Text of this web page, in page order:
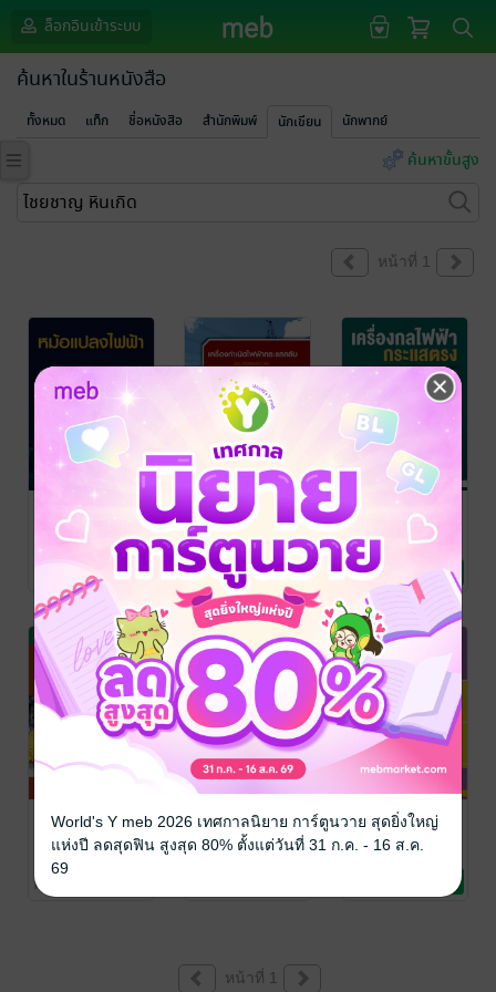
ล็อกอินเข้าระบบ
ค้นหาในร้านหนังสือ
ทั้งหมด แท็ก ชื่อหนังสือ สำนักพิมพ์ นักเขียน นักพากย์
ค้นหาขั้นสูง
หน้าที่ 1
หม้อแปลงไฟฟ้า
(ฉบับปรับปรุง)
ไชยชาญ หินเกิด/
สำนักพิมพ์ ส.ส.ท.
การศึกษา/ตำรา
เครื่องกำเนิด
ไฟฟ้ากระแส
สลับ
ไชยชาญ หินเกิด/
สำนักพิมพ์ ส.ส.ท.
วิศวกรรมศาสตร์
No Rating
เครื่องกล
ไฟฟ้ากระแส
ตรง
ไชยชาญ หินเกิด
สำนักพิมพ์ ส.ส.ท.
การศึกษา/ตำรา
No Rating
ไชยชาญ หินเกิด/ ซี
เอ็ดยูเคชั่น
การศึกษา/ตำรา
เรียน
No Rating
และการควบคุม
ไชยชาญ หินเกิด /
เรียน
เครื่องกลไฟฟ้า
เบื้องต้น
ไชยชาญ หินเกิด
หน้าที่ 1
World's Y meb 2026 เทศกาลนิยาย การ์ตูนวาย สุดยิ่งใหญ่
แห่งปี ลดสุดฟิน สูงสุด 80% ตั้งแต่วันที่ 31 ก.ค. - 16 ส.ค.
69